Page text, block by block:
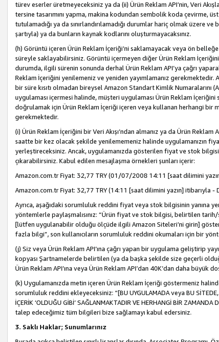
türev eserler üretmeyeceksiniz ya da (ii) Ürün Reklam API’nin, Veri
tersine tasarımını yapma, makina kodundan sembolik koda çevirme,
tutulamadığı ya da sınırlandırılamadığı durumlar hariç olmak üzere
şartıyla) ya da bunların kaynak kodlarını oluşturmayacaksınız.
(h) Görüntü içeren Ürün Reklam İçeriği’ni saklamayacak veya ön
süreyle saklayabilirsiniz. Görüntü içermeyen diğer Ürün Reklam
durumda, ilgili sürenin sonunda derhal Ürün Reklam API’ya çağrı
Reklam İçeriğini yenilemeniz ve yeniden yayımlamanız gerekmektedir.
bir süre kısıtı olmadan bireysel Amazon Standart Kimlik Numaralarını
uygulaması içermesi halinde, müşteri uygulaması Ürün Reklam
doğrulamak için Ürün Reklam İçeriği içeren veya kullanan herhangi bir
gerekmektedir.
(i) Ürün Reklam İçeriğini bir Veri Akışı’ndan almanız ya da Ürün
saatte bir kez olacak şekilde yenilememeniz halinde uygulamanızın
yerleştireceksiniz. Ancak, uygulamanızda gösterilen fiyat ve stok
çıkarabilirsiniz. Kabul edilen mesajlaşma örnekleri şunları içerir:
Amazon.com.tr Fiyat: 32,77 TRY (01/07/2008 14:11 [saat dilimini
Amazon.com.tr Fiyat: 32,77 TRY (14:11 [saat dilimini yazın] itibarıyla -
Ayrıca, aşağıdaki sorumluluk reddini fiyat veya stok bilgisinin yanına
yöntemlerle paylaşmalısınız: “Ürün fiyat ve stok bilgisi, belirtilen
[lütfen uygulanabilir olduğu ölçüde ilgili Amazon Siteleri’ni girin]
fazla bilgi”, son kullanıcıların sorumluluk reddini okumaları için bir
(j) Siz veya Ürün Reklam API’ına çağrı yapan bir uygulama geliştirip
kopyası Şartnamelerde belirtilen (ya da başka şekilde size geçerli
Ürün Reklam API’ına veya Ürün Reklam API’dan 40K’dan daha büyük
(k) Uygulamanızda metin içeren Ürün Reklam İçeriği göstermeniz
sorumluluk reddini ekleyeceksiniz: “[BU UYGULAMADA veya BU SİTEDE,
İÇERİK ‘OLDUĞU GİBİ’ SAĞLANMAKTADIR VE HERHANGİ BİR
talep edeceğimiz tüm bilgileri bize sağlamayı kabul edersiniz.
3. Saklı Haklar; Sunumlarınız